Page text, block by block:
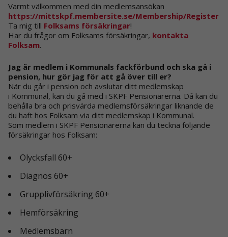
Varmt välkommen med din medlemsansökan
https://mittskpf.membersite.se/Membership/Register
Ta mig till Folksams försäkringar!
Har du frågor om Folksams försäkringar, kontakta
Folksam.
Jag är medlem i Kommunals fackförbund och ska gå i
pension, hur gör jag för att gå över till er?
När du går i pension och avslutar ditt medlemskap
i Kommunal, kan du gå med i SKPF Pensionärerna. Då kan du
behålla bra och prisvärda medlemsförsäkringar liknande de
du haft hos Folksam via ditt medlemskap i Kommunal.
Som medlem i SKPF Pensionärerna kan du teckna följande
försäkringar hos Folksam:
Olycksfall 60+
Diagnos 60+
Grupplivförsäkring 60+
Hemförsäkring
Medlemsbarn